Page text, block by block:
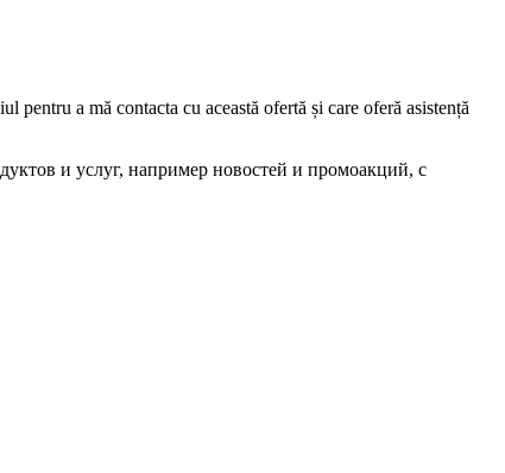
a mă contacta cu această ofertă și care oferă asistență
и услуг, например новостей и промоакций, с